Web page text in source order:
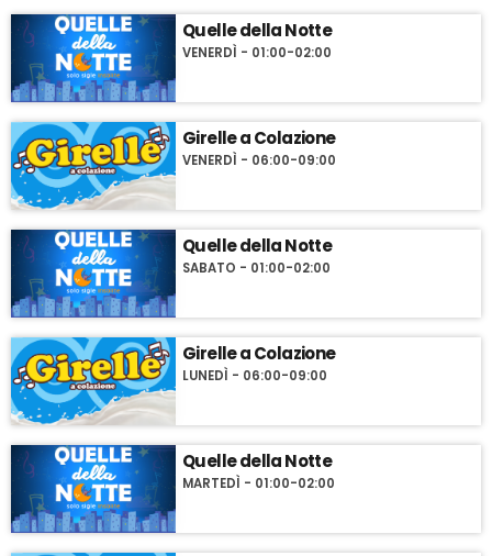
Quelle della Notte
VENERDÌ - 01:00-02:00
Girelle a Colazione
VENERDÌ - 06:00-09:00
Quelle della Notte
SABATO - 01:00-02:00
Girelle a Colazione
LUNEDÌ - 06:00-09:00
Quelle della Notte
MARTEDÌ - 01:00-02:00